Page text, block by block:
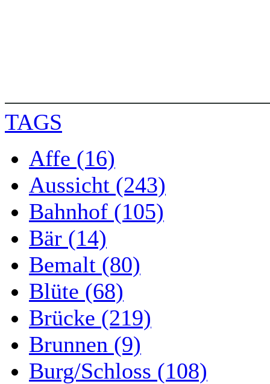
TAGS
Affe (16)
Aussicht (243)
Bahnhof (105)
Bär (14)
Bemalt (80)
Blüte (68)
Brücke (219)
Brunnen (9)
Burg/Schloss (108)